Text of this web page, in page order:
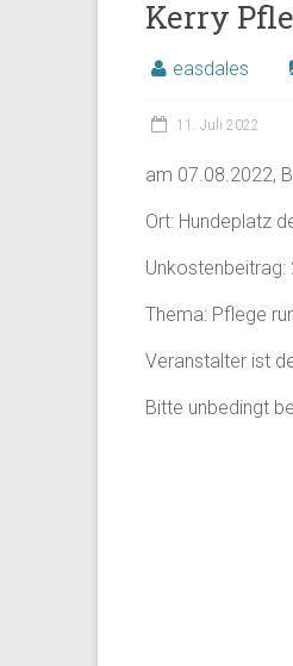
Kerry
easdales
11. Juli 2022
am 07.08.2022,
Ort: Hundeplatz
Unkostenbeitrag:
Thema: Pflege
Veranstalter ist
Bitte unbedingt